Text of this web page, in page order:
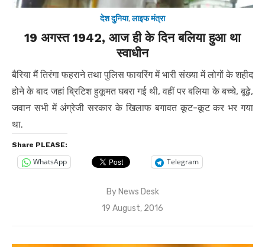
देश दुनिया,लाइफ मंत्रा
19 अगस्त 1942, आज ही के दिन बलिया हुआ था
स्वाधीन
बैरिया मैं तिरंगा फहराने तथा पुलिस फायरिंग में भारी संख्या में लोगों के शहीद
होने के बाद जहां ब्रिटिश हुकूमत घबरा गई थी, वहीं पर बलिया के बच्चे, बूढ़े,
जवान सभी में अंग्रेजी सरकार के खिलाफ बगावत कूट-कूट कर भर गया
था.
Share PLEASE:
WhatsApp Telegram
By News Desk
Posted
19 August, 2016